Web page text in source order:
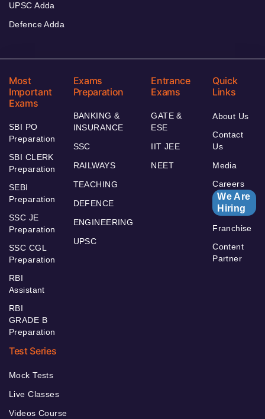
UPSC Adda
Defence Adda
Most
Important
Exams
SBI PO
Preparation
SBI CLERK
Preparation
SEBI
Preparation
SSC JE
Preparation
SSC CGL
Preparation
RBI
Assistant
RBI
GRADE B
Preparation
Exams
Preparation
BANKING &
INSURANCE
SSC
RAILWAYS
TEACHING
DEFENCE
ENGINEERING
UPSC
Entrance
Exams
GATE &
ESE
IIT JEE
NEET
Quick
Links
About Us
Contact
Us
Media
Careers
We Are
Hiring
Franchise
Content
Partner
Test Series
Mock Tests
Live Classes
Videos Course